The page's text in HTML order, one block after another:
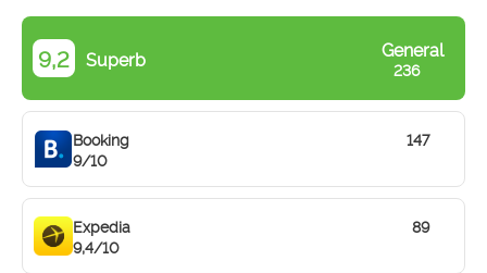
9,2 Superb General
236
Booking
9/10
147
Expedia
9,4/10
89